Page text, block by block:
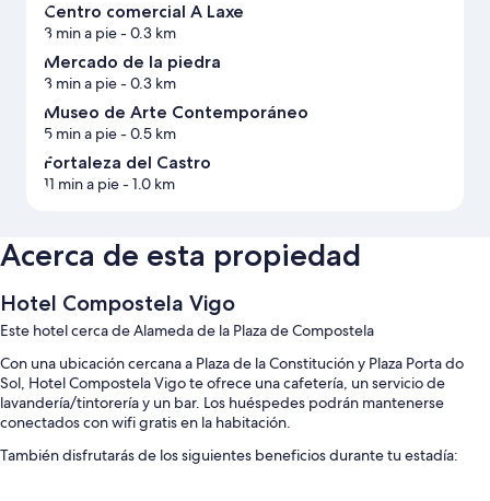
Centro comercial A Laxe
3 min a pie- 0.3 km
Mercado de la piedra
3 min a pie- 0.3 km
Museo de Arte Contemporáneo
5 min a pie- 0.5 km
Fortaleza del Castro
11 min a pie- 1.0 km
Acerca de esta propiedad
Hotel Compostela Vigo
Este hotel cerca de Alameda de la Plaza de Compostela
Con una ubicación cercana a Plaza de la Constitución y Plaza Porta do
Sol, Hotel Compostela Vigo te ofrece una cafetería, un servicio de
lavandería/tintorería y un bar. Los huéspedes podrán mantenerse
conectados con wifi gratis en la habitación.
También disfrutarás de los siguientes beneficios durante tu estadía: